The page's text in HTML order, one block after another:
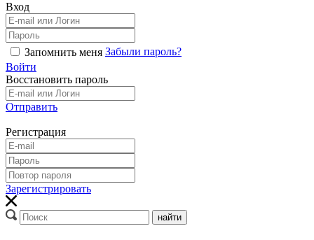
Вход
Запомнить меня Забыли пароль?
Войти
Восстановить пароль
Отправить
Регистрация
Зарегистрировать
найти